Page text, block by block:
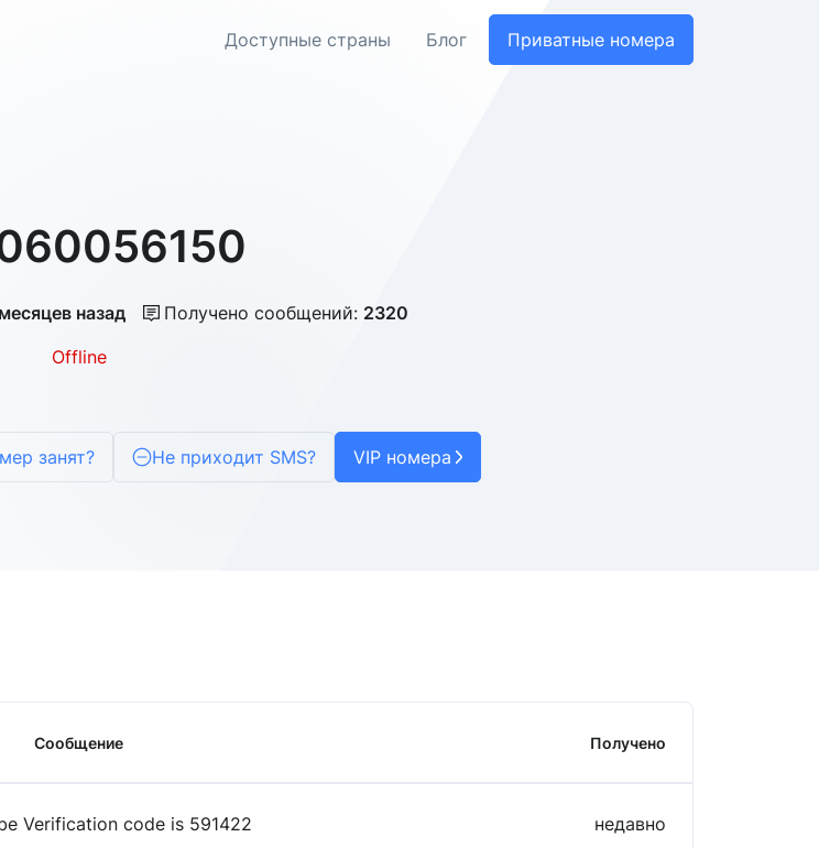
Доступные страны Блог Приватные номера
назад Получено сообщений: 2320
Offline
занят? Не приходит SMS? VIP номера
Сообщение Получено
Verification code is 591422 недавно